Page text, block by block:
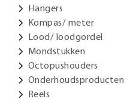
Hangers
Kompas/ meter
Lood/ loodgordel
Mondstukken
Octopushouders
Onderhoudsproducten
Reels